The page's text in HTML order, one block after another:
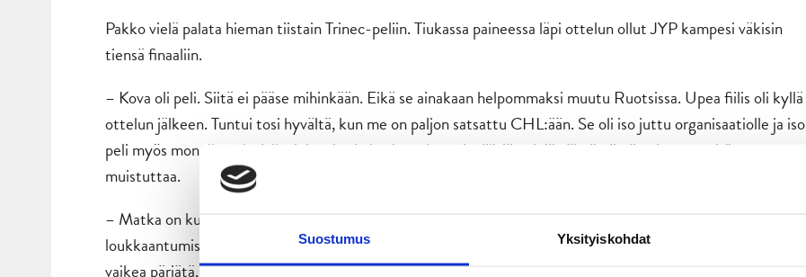
Suostumus Yksityiskohdat
Pakko vielä palata hieman tiistain Trinec-peliin. Tiukassa paineessa läpi ottelun ollut JYP kampesi väkisin
tiensä finaaliin.
– Kova oli peli. Siitä ei pääse mihinkään. Eikä se ainakaan helpommaksi muutu Ruotsissa. Upea fiilis oli kyllä
ottelun jälkeen. Tuntui tosi hyvältä, kun me on paljon satsattu CHL:ään. Se oli iso juttu organisaatiolle ja iso
peli myös monelle pelaajalle, joka ei tule koskaan kansainvälisiä pelejä välttämättä pelaamaan, Virtanen
muistuttaa.
– Matka on kuitenkin vielä kesken. CHL on tavallaan playoffsia koko ajan. Siinä ei kärsi yhtään
loukkaantumissumaa tai muuta ongelmaa tulla, niin laulukuoroon lähtee nopeasti. Siinä sarjassa on pirun
vaikea pärjätä, mutta nyt ollaan finaaleissa. Se on iso juttu.